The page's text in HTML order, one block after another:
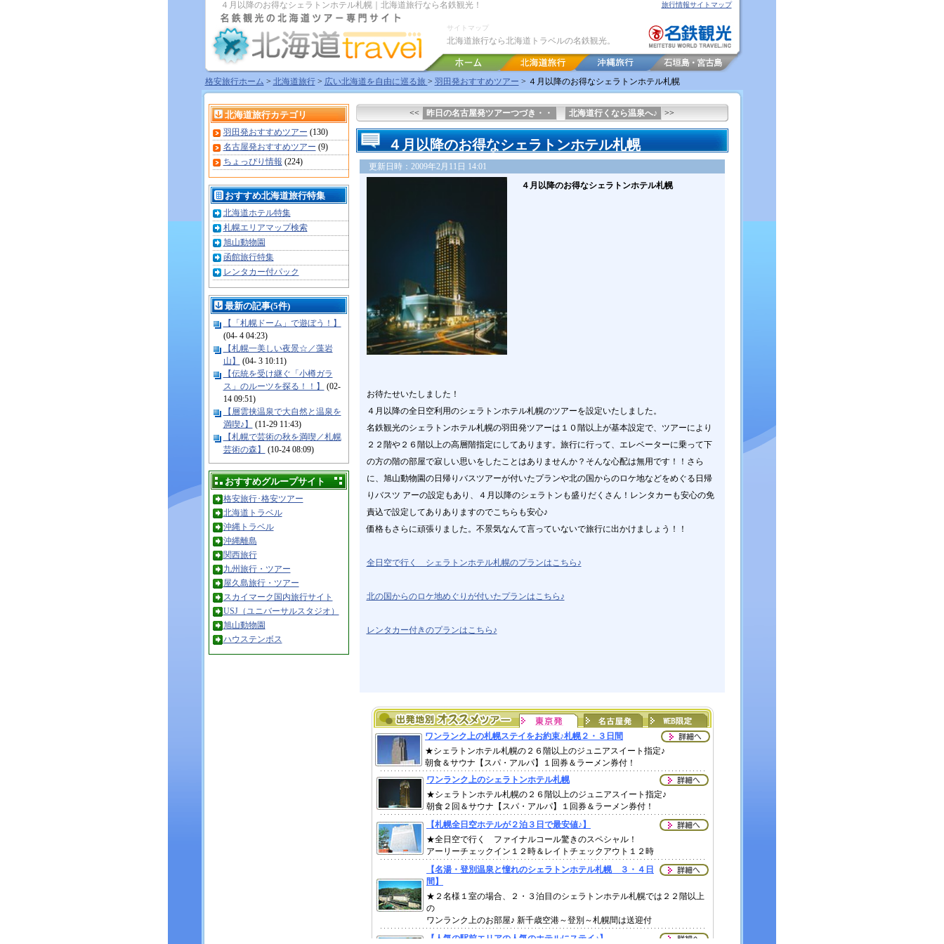
４月以降のお得なシェラトンホテル札幌｜北海道旅行なら名鉄観光！ 旅行情報サイトマップ
サイトマップ
北海道旅行なら北海道トラベルの名鉄観光。
格安旅行ホーム > 北海道旅行> 広い北海道を自由に巡る旅 > 羽田発おすすめツアー > ４月以降のお得なシェラトンホテル札幌
<< 昨日の名古屋発ツアーつづき・・ 北海道行くなら温泉へ♪ >>
４月以降のお得なシェラトンホテル札幌
更新日時：2009年2月11日 14:01
４月以降のお得なシェラトンホテル札幌
お待たせいたしました！
４月以降の全日空利用のシェラトンホテル札幌のツアーを設定いたしました。
名鉄観光のシェラトンホテル札幌の羽田発ツアーは１０階以上が基本設定で、ツアーにより
２２階や２６階以上の高層階指定にしてあります。旅行に行って、エレベーターに乗って下
の方の階の部屋で寂しい思いをしたことはありませんか？そんな心配は無用です！！さら
に、旭山動物園の日帰りバスツアーが付いたプランや北の国からのロケ地などをめぐる日帰
りバスツ アーの設定もあり、４月以降のシェラトンも盛りだくさん！レンタカーも安心の免
責込で設定してありありますのでこちらも安心♪
価格もさらに頑張りました。不景気なんて言っていないで旅行に出かけましょう！！
全日空で行く シェラトンホテル札幌のプランはこちら♪
北の国からのロケ地めぐりが付いたプランはこちら♪
レンタカー付きのプランはこちら♪
北海道旅行カテゴリ
羽田発おすすめツアー (130)
名古屋発おすすめツアー (9)
ちょっぴり情報 (224)
おすすめ北海道旅行特集
北海道ホテル特集
札幌エリアマップ検索
旭山動物園
函館旅行特集
レンタカー付パック
最新の記事(5件)
【「札幌ドーム」で遊ぼう！】
(04- 4 04:23)
【札幌一美しい夜景☆／藻岩
山】
(04- 3 10:11)
【伝統を受け継ぐ「小樽ガラ
ス」のルーツを探る！！】
(02-
14 09:51)
【層雲挟温泉で大自然と温泉を
満喫♪】
(11-29 11:43)
【札幌で芸術の秋を満喫／札幌
芸術の森】
(10-24 08:09)
おすすめグループサイト
格安旅行･格安ツアー
北海道トラベル
沖縄トラベル
沖縄離島
関西旅行
九州旅行・ツアー
屋久島旅行・ツアー
スカイマーク国内旅行サイト
USJ（ユニバーサルスタジオ）
旭山動物園
ハウステンボス